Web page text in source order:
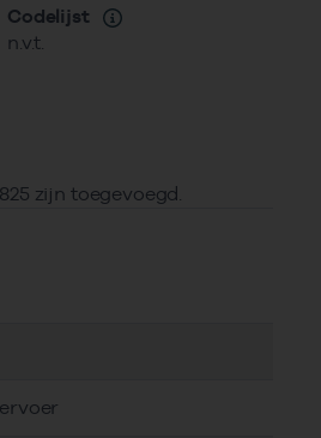
Codelijst
n.v.t.
zijn toegevoegd.